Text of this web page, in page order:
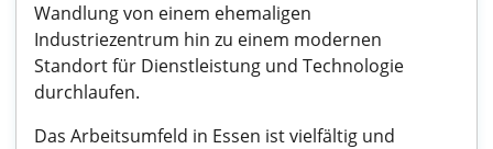
Wandlung von einem ehemaligen
Industriezentrum hin zu einem modernen
Standort für Dienstleistung und Technologie
durchlaufen.
Das Arbeitsumfeld in Essen ist vielfältig und